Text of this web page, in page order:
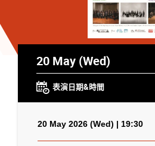
20 May (Wed)
表演日期&時間
20 May 2026 (Wed) | 19:30